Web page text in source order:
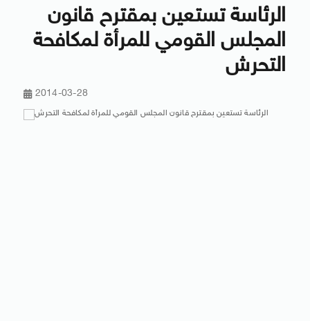
الرئاسة تستعين بمقترح قانون
المجلس القومي للمرأة لمكافحة
التحرش
2014-03-28